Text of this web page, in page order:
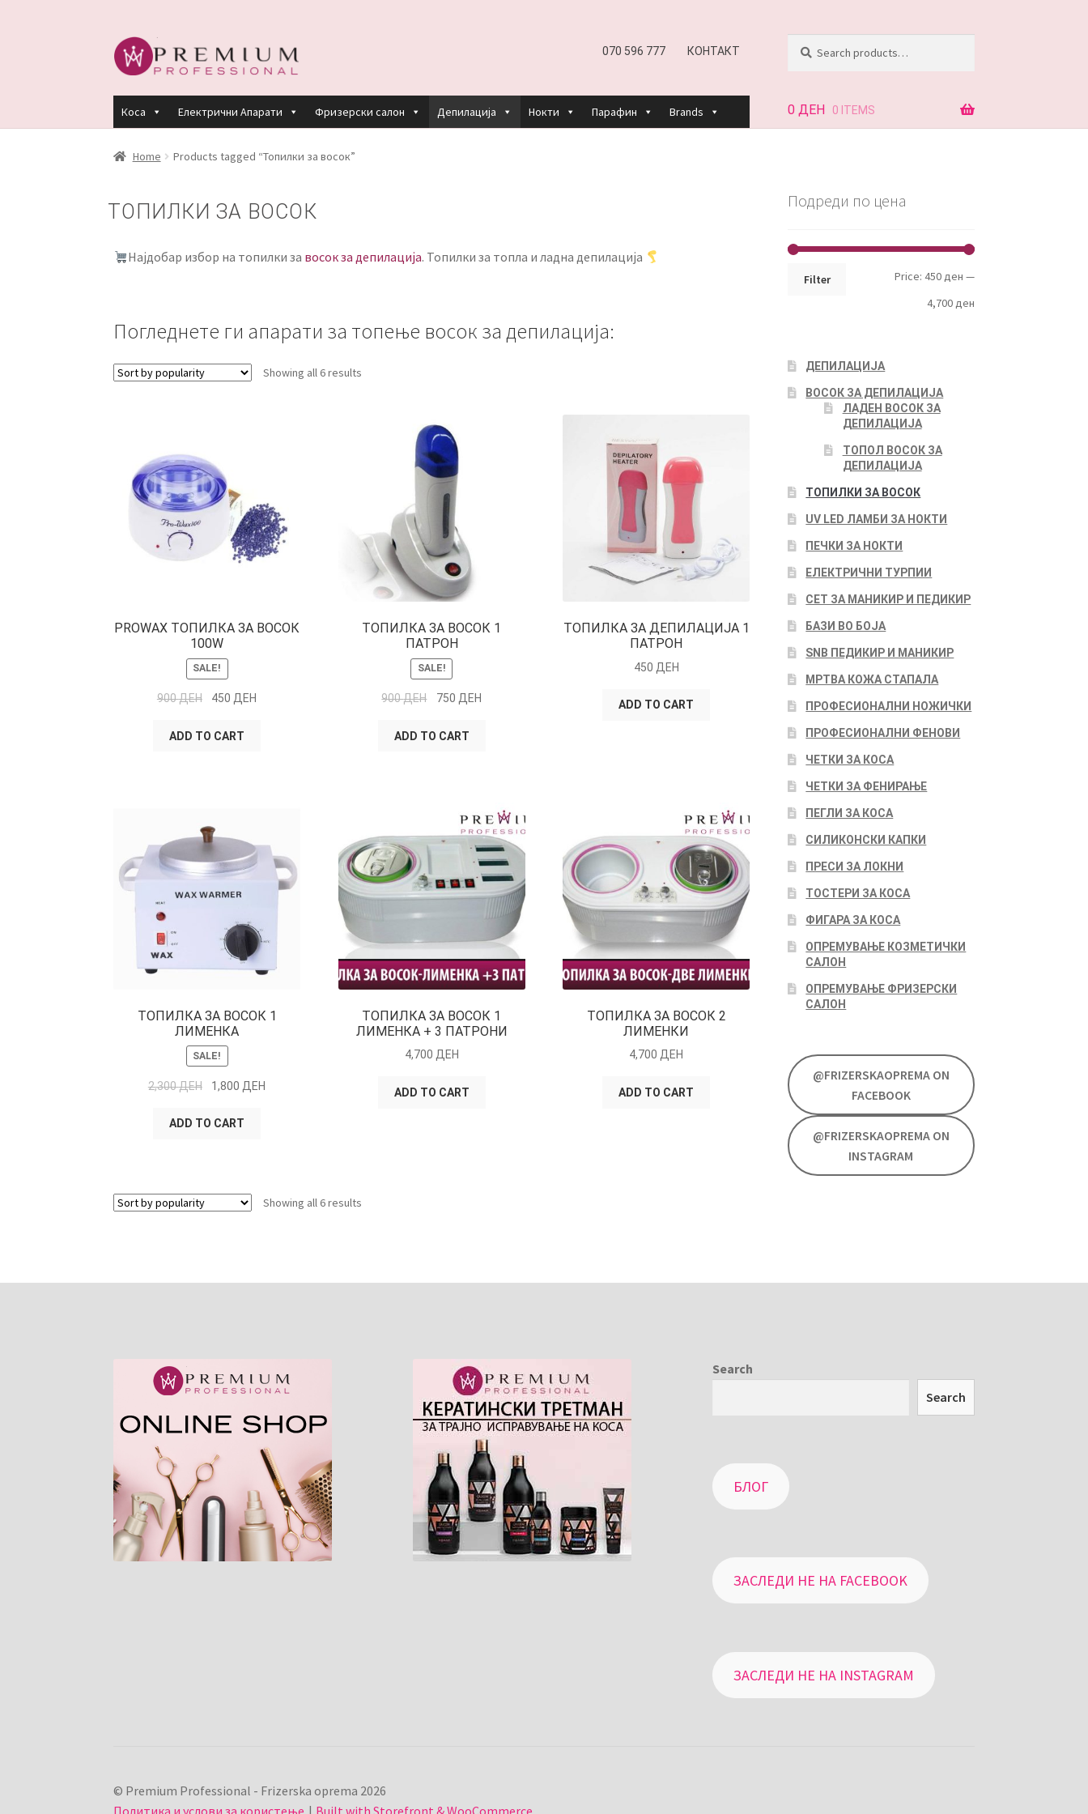
Skip
to
Skip
to
070 596 777 КОНТАКТ
for:
Коса Електрични Апарати Фризерски салон Депилација Нокти Парафин Brands
HOME PREMIUM PROFESSIONAL LINKS REFUND AND RETURNS POLICY
0 ДЕН 0 ITEMS
Home Products tagged “Топилки за восок”
ТОПИЛКИ ЗА ВОСОК
Најдобар избор на топилки за восок за депилација. Топилки за топла и ладна депилација
Погледнете ги апарати за топење восок за депилација:
Showing all 6 results
PROWAX ТОПИЛКА ЗА ВОСОК
100W
SALE!
900ДЕН 450 ДЕН
ADD TO CART
ТОПИЛКА ЗА ВОСОК 1
ПАТРОН
SALE!
900ДЕН 750 ДЕН
ADD TO CART
ТОПИЛКА ЗА ДЕПИЛАЦИЈА 1
ПАТРОН
450 ДЕН
ADD TO CART
ТОПИЛКА ЗА ВОСОК 1
ЛИМЕНКА
SALE!
2,300ДЕН 1,800 ДЕН
ADD TO CART
ТОПИЛКА ЗА ВОСОК 1
ЛИМЕНКА + 3 ПАТРОНИ
4,700 ДЕН
ADD TO CART
ТОПИЛКА ЗА ВОСОК 2
ЛИМЕНКИ
4,700ДЕН
ADD TO CART
Showing all 6 results
Подреди по цена
Min
price
Max
price
Filter Price: 450 ден —
4,700 ден
ДЕПИЛАЦИЈА
ВОСОК ЗА ДЕПИЛАЦИЈА
ЛАДЕН ВОСОК ЗА
ДЕПИЛАЦИЈА
ТОПОЛ ВОСОК ЗА
ДЕПИЛАЦИЈА
ТОПИЛКИ ЗА ВОСОК
UV LED ЛАМБИ ЗА НОКТИ
ПЕЧКИ ЗА НОКТИ
ЕЛЕКТРИЧНИ ТУРПИИ
СЕТ ЗА МАНИКИР И ПЕДИКИР
БАЗИ ВО БОЈА
SNB ПЕДИКИР И МАНИКИР
МРТВА КОЖА СТАПАЛА
ПРОФЕСИОНАЛНИ НОЖИЧКИ
ПРОФЕСИОНАЛНИ ФЕНОВИ
ЧЕТКИ ЗА КОСА
ЧЕТКИ ЗА ФЕНИРАЊЕ
ПЕГЛИ ЗА КОСА
СИЛИКОНСКИ КАПКИ
ПРЕСИ ЗА ЛОКНИ
ТОСТЕРИ ЗА КОСА
ФИГАРА ЗА КОСА
ОПРЕМУВАЊЕ КОЗМЕТИЧКИ
САЛОН
ОПРЕМУВАЊЕ ФРИЗЕРСКИ
САЛОН
@FRIZERSKAOPREMA ON
FACEBOOK
@FRIZERSKAOPREMA ON
INSTAGRAM
Search
Search
БЛОГ
ЗАСЛЕДИ НЕ НА FACEBOOK
ЗАСЛЕДИ НЕ НА INSTAGRAM
© Premium Professional - Frizerska oprema 2026
Политика и услови за користење
Built with Storefront & WooCommerce